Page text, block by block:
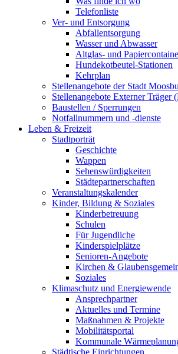
Telefonliste
Ver- und Entsorgung
Abfallentsorgung
Wasser und Abwasser
Altglas- und
Hundekotbeutel-Stationen
Kehrplan
Stellenangebote der Stadt
Stellenangebote Externer Träger
Baustellen / Sperrungen
Notfallnummern und -dienste
Leben & Freizeit
Stadtporträt
Geschichte
Wappen
Sehenswürdigkeiten
Städtepartnerschaften
Veranstaltungskalender
Kinder, Bildung & Soziales
Kinderbetreuung
Schulen
Für Jugendliche
Kinderspielplätze
Senioren-Angebote
Kirchen &
Soziales
Klimaschutz und Energiewende
Ansprechpartner
Aktuelles und Termine
Maßnahmen & Projekte
Mobilitätsportal
Kommunale
Städtische Einrichtungen